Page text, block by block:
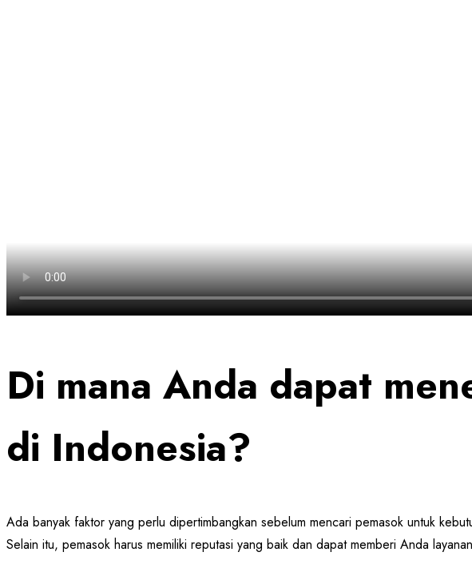
Di mana Anda dapat
di Indonesia?
Ada banyak faktor yang perlu dipertimbangkan sebelum mencari pemasok untuk
Selain itu, pemasok harus memiliki reputasi yang baik dan dapat memberi Anda